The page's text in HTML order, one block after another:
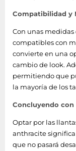
Compatibilidad y
Con unas medidas
compatibles con
convierte en una
cambio de look.
permitiendo que
la mayoría de los
Concluyendo con
Optar por las
anthracite
que no pasará